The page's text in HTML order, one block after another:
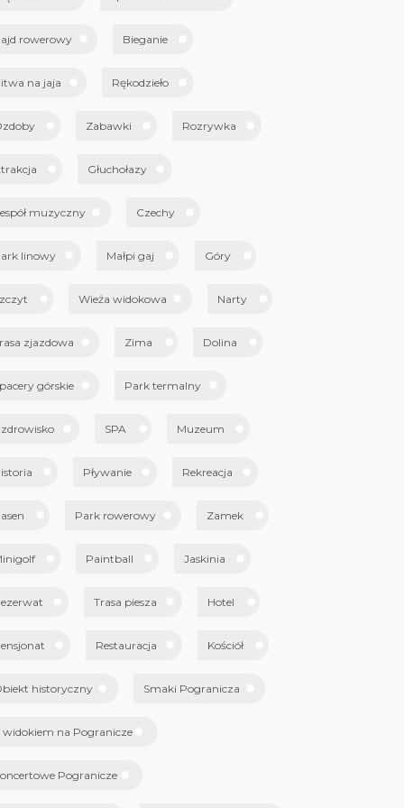
rowerowy Bieganie
na jaja Rękodzieło
Zabawki Rozrywka
Głuchołazy
muzyczny Czechy
linowy Małpi gaj Góry
Wieża widokowa Narty
zjazdowa Zima Dolina
górskie Park termalny
SPA Muzeum
Pływanie Rekreacja
Park rowerowy Zamek
Paintball Jaskinia
Trasa piesza Hotel
Restauracja Kościół
historyczny Smaki Pogranicza
widokiem na Pogranicze
Pogranicze